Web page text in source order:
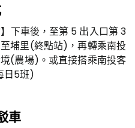
下車後，至第 5 出入口第 3
埔里(終點站)，再轉乘南投
(農場)。或直接搭乘南投客
日5班)
車